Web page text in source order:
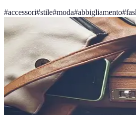
#accessori#stile#moda#abbigliamento#